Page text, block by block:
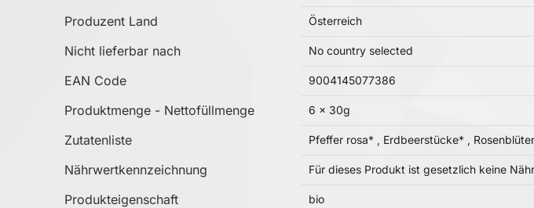
Produzent Land Österreich
Nicht lieferbar nach No country selected
EAN Code 9004145077386
Produktmenge - Nettofüllmenge 6 x 30g
Zutatenliste Pfeffer rosa* , Erdbeerstücke* ,
Nährwertkennzeichnung Für dieses Produkt ist gesetzlich keine
Produkteigenschaft bio